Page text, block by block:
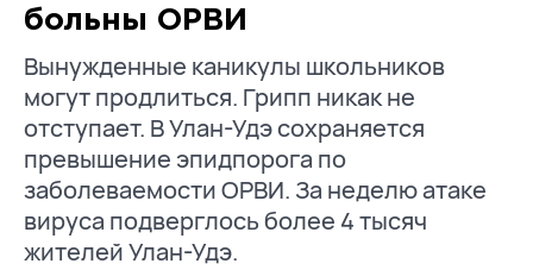
больны ОРВИ
Вынужденные каникулы школьников
могут продлиться. Грипп никак не
отступает. В Улан-Удэ сохраняется
превышение эпидпорога по
заболеваемости ОРВИ. За неделю атаке
вируса подверглось более 4 тысяч
жителей Улан-Удэ.